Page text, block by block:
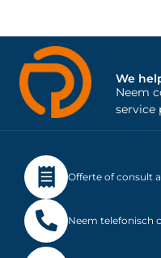
We
Neem
service
Offerte of consult
Neem telefonisch